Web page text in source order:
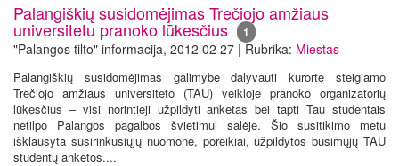
Palangiškių susidomėjimas Trečiojo amžiaus
universitetu pranoko lūkesčius 1
"Palangos tilto" informacija, 2012 02 27 | Rubrika: Miestas
Palangiškių susidomėjimas galimybe dalyvauti kurorte steigiamo
Trečiojo amžiaus universiteto (TAU) veikloje pranoko organizatorių
lūkesčius – visi norintieji užpildyti anketas bei tapti Tau studentais
netilpo Palangos pagalbos švietimui salėje. Šio susitikimo metu
išklausyta susirinkusiųjų nuomonė, poreikiai, užpildytos būsimųjų TAU
studentų anketos....